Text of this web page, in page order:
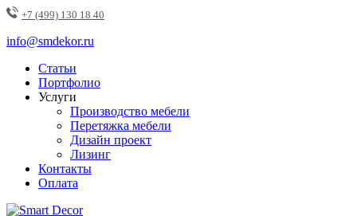
+7 (499) 130 18 40
info@smdekor.ru
Статьи
Портфолио
Услуги
Производство мебели
Перетяжка мебели
Дизайн проект
Лизинг
Контакты
Оплата